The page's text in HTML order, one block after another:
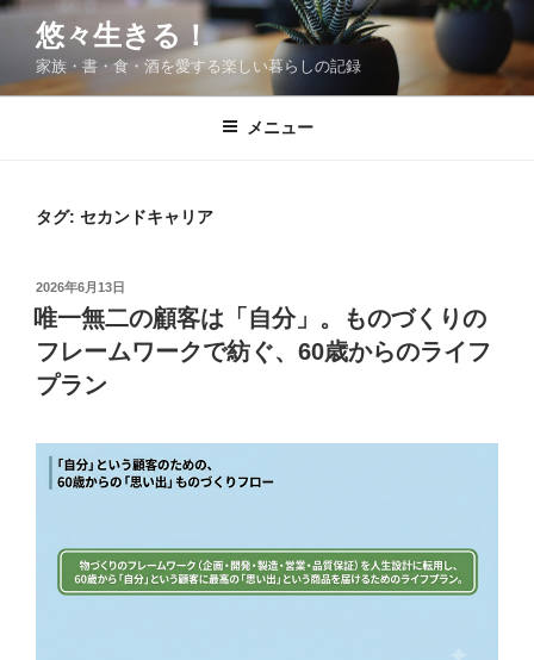
コ
ン
悠々生きる！
家族・書・食・酒を愛する楽しい暮らしの記録
メニュー
タグ: セカンドキャリア
投
稿
日:
2026年6月13日
唯一無二の顧客は「自分」。ものづくりの
フレームワークで紡ぐ、60歳からのライフ
プラン